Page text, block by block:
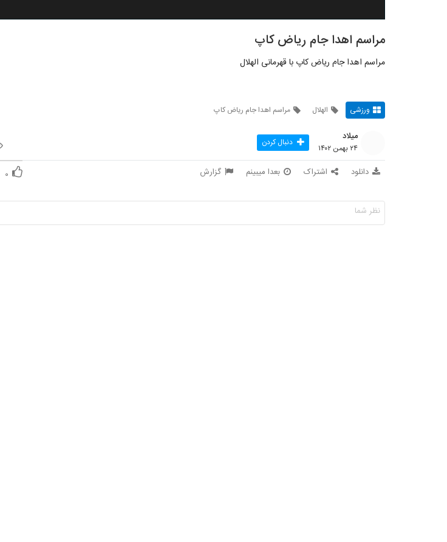
مراسم اهدا جام ریاض کاپ
مراسم اهدا جام ریاض کاپ با قهرمانی الهلال
ورزشی الهلال مراسم اهدا جام ریاض کاپ
میلاد
۲۴ بهمن ۱۴۰۲ دنبال کردن
دانلود اشتراک بعدا میبینم گزارش ۰